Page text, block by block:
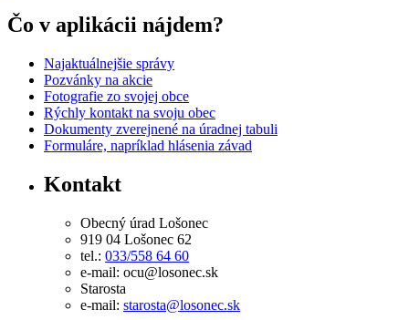
Čo v aplikácii nájdem?
Najaktuálnejšie správy
Pozvánky na akcie
Fotografie zo svojej obce
Rýchly kontakt na svoju obec
Dokumenty zverejnené na úradnej tabuli
Formuláre, napríklad hlásenia závad
Kontakt
Obecný úrad Lošonec
919 04 Lošonec 62
tel.: 033/558 64 60
e-mail: ocu@losonec.sk
Starosta
e-mail: starosta@losonec.sk